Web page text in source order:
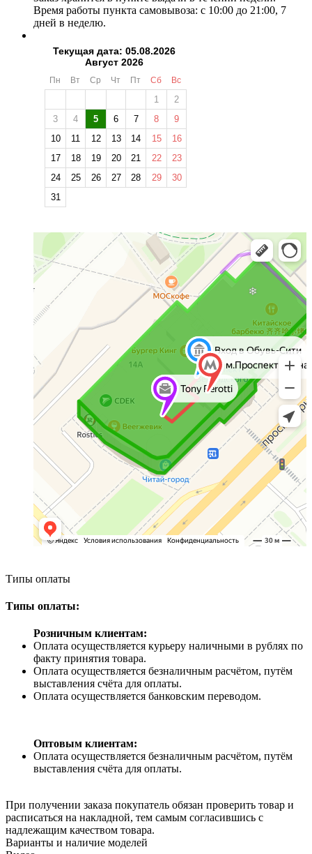
Время работы пункта самовывоза: с 10:00 до 21:00, 7
дней в неделю.
Текущая дата: 05.08.2026
Август 2026
Пн Вт Ср Чт Пт Сб Вс
1
2
3
4 5 6 7 8
9
10
11 12 13 14 15
16
17
18 19 20 21 22
23
24
25 26 27 28 29
30
31
Типы оплаты
Типы оплаты:
Розничным клиентам:
Оплата осуществляется курьеру наличными в рублях по
факту принятия товара.
Оплата осуществляется безналичным расчётом, путём
выставления счёта для оплаты.
Оплата осуществляется банковским переводом.
Оптовым клиентам:
Оплата осуществляется безналичным расчётом, путём
выставления счёта для оплаты.
При получении заказа покупатель обязан проверить товар и
расписаться на накладной, тем самым согласившись с
надлежащим качеством товара.
Варианты и наличие моделей